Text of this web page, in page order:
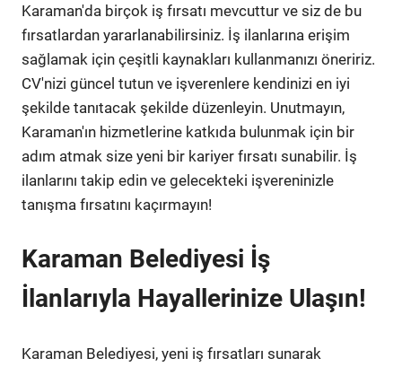
Karaman'da birçok iş fırsatı mevcuttur ve siz de bu
fırsatlardan yararlanabilirsiniz. İş ilanlarına erişim
sağlamak için çeşitli kaynakları kullanmanızı öneririz.
CV'nizi güncel tutun ve işverenlere kendinizi en iyi
şekilde tanıtacak şekilde düzenleyin. Unutmayın,
Karaman'ın hizmetlerine katkıda bulunmak için bir
adım atmak size yeni bir kariyer fırsatı sunabilir. İş
ilanlarını takip edin ve gelecekteki işvereninizle
tanışma fırsatını kaçırmayın!
Karaman Belediyesi İş
İlanlarıyla Hayallerinize Ulaşın!
Karaman Belediyesi, yeni iş fırsatları sunarak